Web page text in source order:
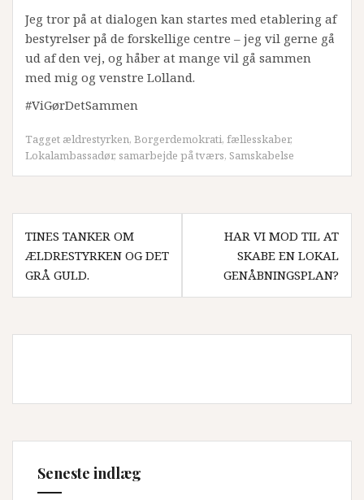
Jeg tror på at dialogen kan startes med etablering af
bestyrelser på de forskellige centre – jeg vil gerne gå
ud af den vej, og håber at mange vil gå sammen
med mig og venstre Lolland.
#ViGørDetSammen
Tagget ældrestyrken, Borgerdemokrati, fællesskaber,
Lokalambassadør, samarbejde på tværs, Samskabelse
Indlægsnavigation
TINES TANKER OM
ÆLDRESTYRKEN OG DET
GRÅ GULD.
HAR VI MOD TIL AT
SKABE EN LOKAL
GENÅBNINGSPLAN?
Seneste indlæg